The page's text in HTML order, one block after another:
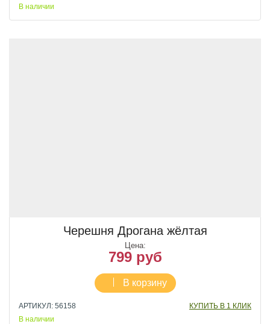
В наличии
Черешня Дрогана жёлтая
Цена:
799 руб
В корзину
АРТИКУЛ: 56158
КУПИТЬ В 1 КЛИК
В наличии